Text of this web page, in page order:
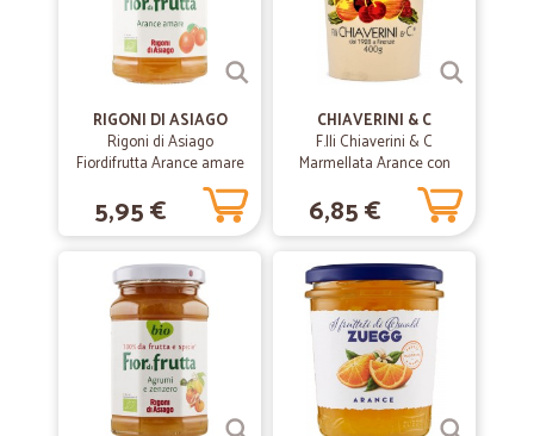
RIGONI DI ASIAGO
Rigoni di Asiago
Fiordifrutta Arance amare
5,95 €
CHIAVERINI & C
F.lli Chiaverini & C
Marmellata Arance con
Scorze 400 gr.
6,85 €